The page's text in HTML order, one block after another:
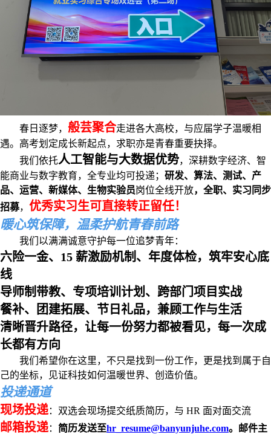
春日逐梦， 般芸聚合走进各大高校，与应届学子温暖相
遇。高考划定成长新起点，求职亦是青春重要抉择。
我们依托人工智能与大数据优势，深耕数字经济、智
能商业与数字教育，全专业均可投递； 研发、算法、测试、产
品、运营、新媒体、生物实验员岗位全线开放，全职、实习同步
招募， 优秀实习生可直接转正留任！
暖心筑保障，温柔护航青春前路
我们以满满诚意守护每一位追梦青年：
六险一金、15 薪激励机制、年度体检，筑牢安心底
线
导师制带教、专项培训计划、跨部门项目实战
餐补、团建拓展、节日礼品，兼顾工作与生活
清晰晋升路径，让每一份努力都被看见，每一次成
长都有方向
我们希望你在这里，不只是找到一份工作，更是找到属于自
己的坐标，见证科技如何温暖世界、创造价值。
投递通道
现场投递：双选会现场提交纸质简历，与 HR 面对面交流
邮箱投递： 简历发送至hr_resume@banyunjuhe.com。邮件主